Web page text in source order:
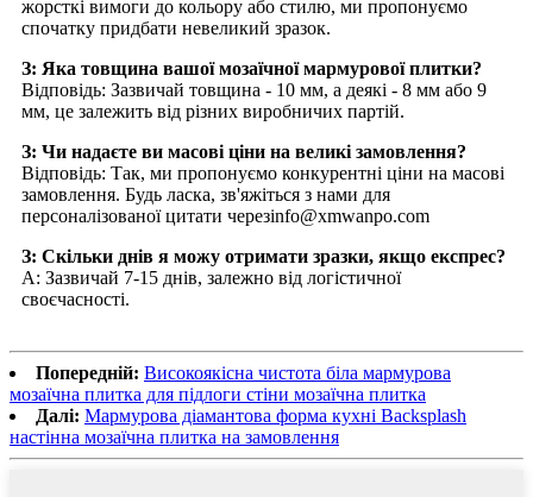
жорсткі вимоги до кольору або стилю, ми пропонуємо
спочатку придбати невеликий зразок.
З: Яка товщина вашої мозаїчної мармурової плитки?
Відповідь: Зазвичай товщина - 10 мм, а деякі - 8 мм або 9
мм, це залежить від різних виробничих партій.
З: Чи надаєте ви масові ціни на великі замовлення?
Відповідь: Так, ми пропонуємо конкурентні ціни на масові
замовлення. Будь ласка, зв'яжіться з нами для
персоналізованої цитати черезinfo@xmwanpo.com
З: Скільки днів я можу отримати зразки, якщо експрес?
A: Зазвичай 7-15 днів, залежно від логістичної
своєчасності.
Попередній: Високоякісна чистота біла мармурова
мозаїчна плитка для підлоги стіни мозаїчна плитка
Далі: Мармурова діамантова форма кухні Backsplash
настінна мозаїчна плитка на замовлення